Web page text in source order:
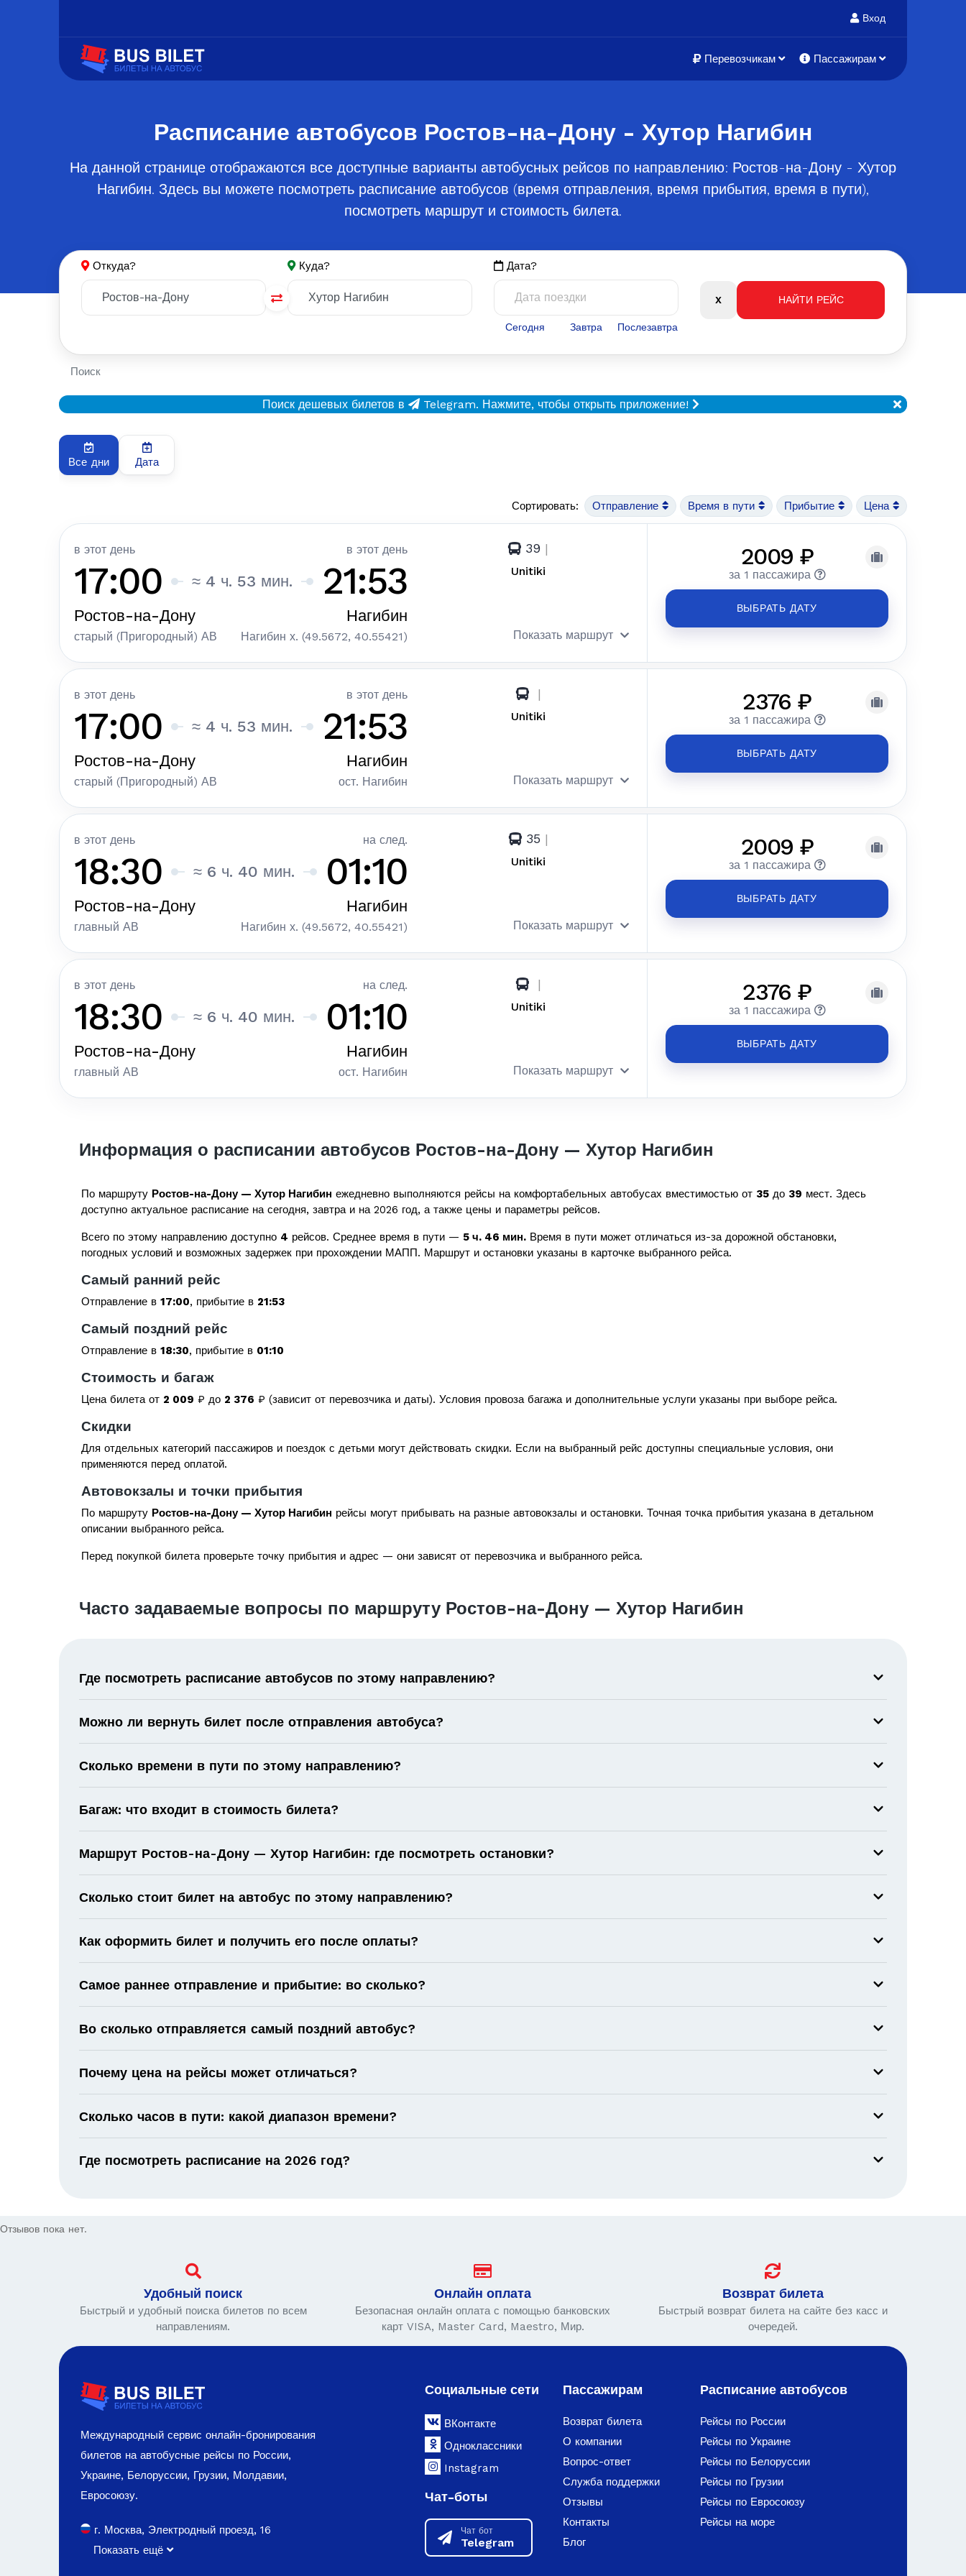
Вход
Перевозчикам Пассажирам
Расписание автобусов Ростов-на-Дону - Хутор Нагибин
На данной странице отображаются все доступные варианты автобусных рейсов по направлению: Ростов-на-Дону - Хутор
Нагибин. Здесь вы можете посмотреть расписание автобусов (время отправления, время прибытия, время в пути),
посмотреть маршрут и стоимость билета.
Откуда? Куда? Дата?
Сегодня Завтра Послезавтра
Поиск
Поиск дешевых билетов в Telegram. Нажмите, чтобы открыть приложение!
Все дни Дата
Сортировать: Отправление Время в пути Прибытие Цена
в этот день в этот день
17:00 ≈ 4 ч. 53 мин. 21:53
Ростов-на-Дону Нагибин
старый (Пригородный) АВ Нагибин х. (49.5672, 40.55421)
39 |
Unitiki
Показать маршрут
2009 ₽
за 1 пассажира
ВЫБРАТЬ ДАТУ
в этот день в этот день
17:00 ≈ 4 ч. 53 мин. 21:53
Ростов-на-Дону Нагибин
старый (Пригородный) АВ ост. Нагибин
|
Unitiki
Показать маршрут
2376 ₽
за 1 пассажира
ВЫБРАТЬ ДАТУ
в этот день на след.
18:30 ≈ 6 ч. 40 мин. 01:10
Ростов-на-Дону Нагибин
главный АВ Нагибин х. (49.5672, 40.55421)
35 |
Unitiki
Показать маршрут
2009 ₽
за 1 пассажира
ВЫБРАТЬ ДАТУ
в этот день на след.
18:30 ≈ 6 ч. 40 мин. 01:10
Ростов-на-Дону Нагибин
главный АВ ост. Нагибин
|
Unitiki
Показать маршрут
2376 ₽
за 1 пассажира
ВЫБРАТЬ ДАТУ
Информация о расписании автобусов Ростов-на-Дону — Хутор Нагибин
По маршруту Ростов-на-Дону — Хутор Нагибин ежедневно выполняются рейсы на комфортабельных автобусах вместимостью от 35 до 39 мест. Здесь
доступно актуальное расписание на сегодня, завтра и на 2026 год, а также цены и параметры рейсов.
Всего по этому направлению доступно 4 рейсов. Среднее время в пути — 5 ч. 46 мин. Время в пути может отличаться из-за дорожной обстановки,
погодных условий и возможных задержек при прохождении МАПП. Маршрут и остановки указаны в карточке выбранного рейса.
Самый ранний рейс
Отправление в 17:00, прибытие в 21:53
Самый поздний рейс
Отправление в 18:30, прибытие в 01:10
Стоимость и багаж
Цена билета от 2 009 ₽ до 2 376 ₽ (зависит от перевозчика и даты). Условия провоза багажа и дополнительные услуги указаны при выборе рейса.
Скидки
Для отдельных категорий пассажиров и поездок с детьми могут действовать скидки. Если на выбранный рейс доступны специальные условия, они
применяются перед оплатой.
Автовокзалы и точки прибытия
По маршруту Ростов-на-Дону — Хутор Нагибин рейсы могут прибывать на разные автовокзалы и остановки. Точная точка прибытия указана в детальном
описании выбранного рейса.
Перед покупкой билета проверьте точку прибытия и адрес — они зависят от перевозчика и выбранного рейса.
Часто задаваемые вопросы по маршруту Ростов-на-Дону — Хутор Нагибин
Где посмотреть расписание автобусов по этому направлению?
Можно ли вернуть билет после отправления автобуса?
Сколько времени в пути по этому направлению?
Багаж: что входит в стоимость билета?
Маршрут Ростов-на-Дону — Хутор Нагибин: где посмотреть остановки?
Сколько стоит билет на автобус по этому направлению?
Как оформить билет и получить его после оплаты?
Самое раннее отправление и прибытие: во сколько?
Во сколько отправляется самый поздний автобус?
Почему цена на рейсы может отличаться?
Сколько часов в пути: какой диапазон времени?
Где посмотреть расписание на 2026 год?
Отзывов пока нет.
Удобный поиск
Быстрый и удобный поиска билетов по всем
направлениям.
Онлайн оплата
Безопасная онлайн оплата с помощью банковских
карт VISA, Master Card, Maestro, Мир.
Возврат билета
Быстрый возврат билета на сайте без касс и
очередей.
Международный сервис онлайн-бронирования
билетов на автобусные рейсы по России,
Украине, Белоруссии, Грузии, Молдавии,
Евросоюзу.
г. Москва, Электродный проезд, 16
Показать ещё
Социальные сети
ВКонтакте
Одноклассники
Instagram
Чат-боты
Чат бот
Telegram
Пассажирам
Возврат билета
О компании
Вопрос-ответ
Служба поддержки
Отзывы
Контакты
Блог
Расписание автобусов
Рейсы по России
Рейсы по Украине
Рейсы по Белоруссии
Рейсы по Грузии
Рейсы по Евросоюзу
Рейсы на море